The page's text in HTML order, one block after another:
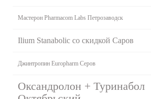
Мастерон Pharmacom Labs Петрозаводск
Ilium Stanabolic со скидкой Саров
Джинтропин Europharm Серов
Оксандролон + Туринабол